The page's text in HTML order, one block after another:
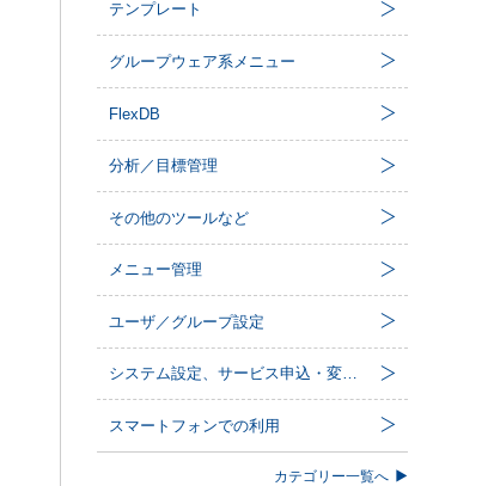
テンプレート
グループウェア系メニュー
FlexDB
分析／目標管理
その他のツールなど
メニュー管理
ユーザ／グループ設定
システム設定、サービス申込・変更など
スマートフォンでの利用
カテゴリー一覧へ